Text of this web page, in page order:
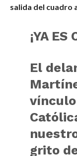
salida del cuadro
¡YA ES
El
vínculo